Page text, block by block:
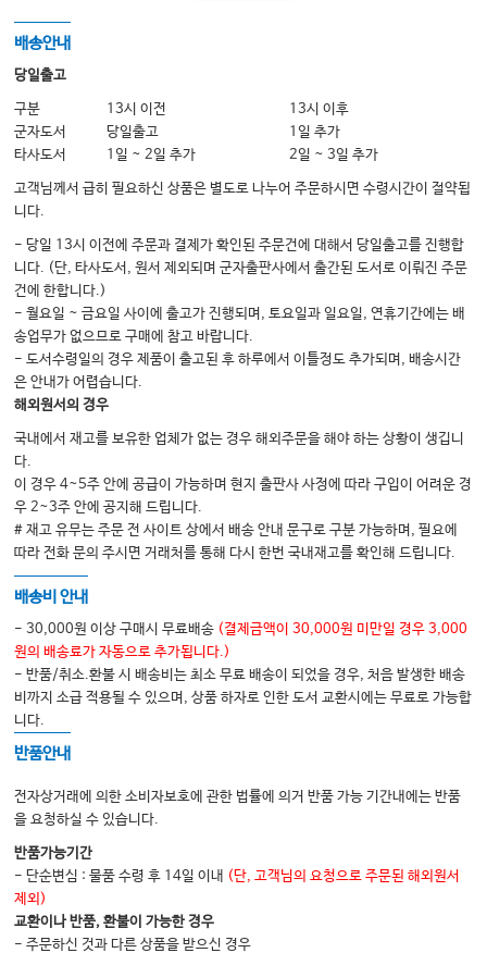
3. 太陽人藥方 425
Ⅵ. 사상인변증론 … 429
1. 四象人辨證論 431
※ 참고문헌 460
배송안내
당일출고
구분 13시 이전
13시 이후
군자도서
당일출고
1일 추가
타사도서
1일 ~ 2일 추가 2일 ~ 3일 추가
고객님께서 급히 필요하신 상품은 별도로 나누어 주문하시면 수령시간이 절약됩
니다.
- 당일 13시 이전에 주문과 결제가 확인된 주문건에 대해서 당일출고를 진행합
니다. (단, 타사도서, 원서 제외되며 군자출판사에서 출간된 도서로 이뤄진 주문
건에 한합니다.)
- 월요일 ~ 금요일 사이에 출고가 진행되며, 토요일과 일요일, 연휴기간에는 배
송업무가 없으므로 구매에 참고 바랍니다.
- 도서수령일의 경우 제품이 출고된 후 하루에서 이틀정도 추가되며, 배송시간
은 안내가 어렵습니다.
해외원서의 경우
국내에서 재고를 보유한 업체가 없는 경우 해외주문을 해야 하는 상황이 생깁니
다.
이 경우 4~5주 안에 공급이 가능하며 현지 출판사 사정에 따라 구입이 어려운 경
우 2~3주 안에 공지해 드립니다.
# 재고 유무는 주문 전 사이트 상에서 배송 안내 문구로 구분 가능하며, 필요에
따라 전화 문의 주시면 거래처를 통해 다시 한번 국내재고를 확인해 드립니다.
배송비 안내
- 30,000원 이상 구매시 무료배송 (결제금액이 30,000원 미만일 경우 3,000
원의 배송료가 자동으로 추가됩니다.)
- 반품/취소.환불 시 배송비는 최소 무료 배송이 되었을 경우, 처음 발생한 배송
비까지 소급 적용될 수 있으며, 상품 하자로 인한 도서 교환시에는 무료로 가능합
니다.
반품안내
전자상거래에 의한 소비자보호에 관한 법률에 의거 반품 가능 기간내에는 반품
을 요청하실 수 있습니다.
반품가능기간
- 단순변심 : 물품 수령 후 14일 이내 (단, 고객님의 요청으로 주문된 해외원서
제외)
교환이나 반품, 환불이 가능한 경우
- 주문하신 것과 다른 상품을 받으신 경우